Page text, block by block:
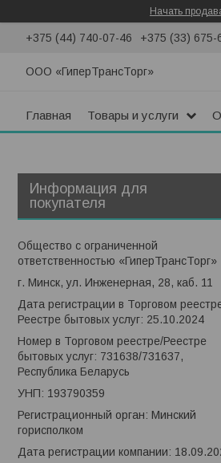
Начать
+375 (44) 740-07-46 +375 (33) 675-
ООО «ГиперТрансТорг»
Главная Товары и услуги
Информация для
покупателя
Общество с ограниченной
ответственностью «ГиперТрансТорг»
г. Минск, ул. Инженерная, 28, каб. 11
Дата регистрации в Торговом
Реестре бытовых услуг: 25.10.2024
Номер в Торговом реестре/Реестре
бытовых услуг: 731638/731637,
Республика Беларусь
УНП: 193790359
Регистрационный орган: Минский
горисполком
Дата регистрации компании: